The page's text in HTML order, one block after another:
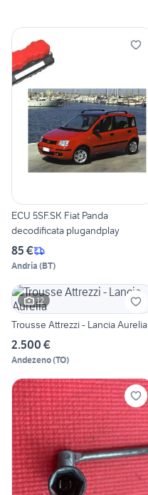
ECU 5SF.SK Fiat Panda
decodificata plugandplay
85 €
Andria (BT)
12
Trousse Attrezzi - Lancia Aurelia
2.500 €
Andezeno(TO)